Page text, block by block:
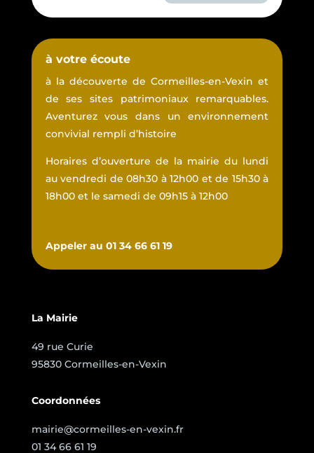
à votre écoute
à la découverte de Cormeilles-en-Vexin et
de ses sites patrimoniaux remarquables.
Aventurez vous dans un environnement
convivial rempli d’histoire
Horaires d’ouverture de la mairie du lundi
au vendredi de 08h30 à 12h00 et de 15h30 à
18h00 et le samedi de 09h15 à 12h00
Appeler au 01 34 66 61 19
La Mairie
49 rue Curie
95830 Cormeilles-en-Vexin
Coordonnées
mairie@cormeilles-en-vexin.fr
01 34 66 61 19